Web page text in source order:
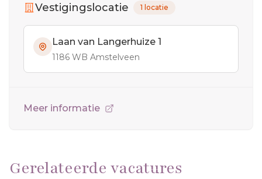
Vestigingslocatie 1 locatie
Laan van Langerhuize 1
1186 WB Amstelveen
Meer informatie
Gerelateerde vacatures